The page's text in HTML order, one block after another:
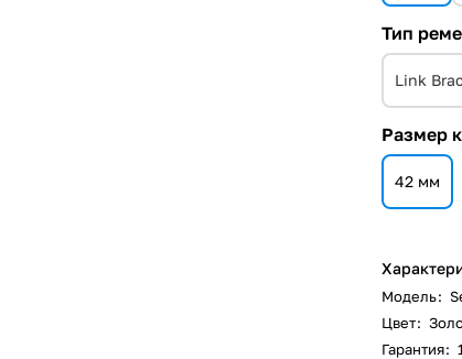
Тип
Link
Размер
42 мм
Модель:
Цвет:
Гарантия: